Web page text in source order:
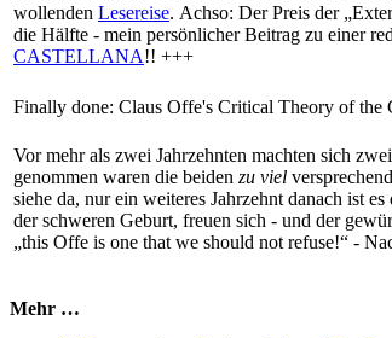
wollenden Lesereise. Achso: Der Preis der
die Hälfte - mein persönlicher Beitrag zu einer
CASTELLANA!! +++
Finally done: Claus Offe's Critical Theory of the
Vor mehr als zwei Jahrzehnten machten sich
genommen waren die beiden zu viel
siehe da, nur ein weiteres Jahrzehnt danach ist es
der schweren Geburt, freuen sich - und der
„this Offe is one that we should not refuse!“ -
Mehr …